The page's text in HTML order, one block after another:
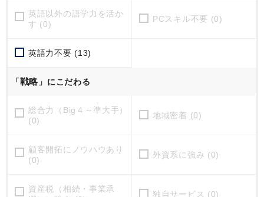
英語以外の語学力を活か
す (0)
PCスキル不要 (0)
英語力不要 (13)
「戦略 」にこだわる
総合力（Big４～準大手）
(0)
地域密着 (0)
顧客開拓にノウハウあり
(0)
外資系に強み (0)
資産税（相続・事業承
独自サービス (0)